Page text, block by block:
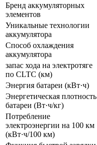
Бренд аккумуляторных
элементов
Уникальные технологии
аккумулятора
Способ охлаждения
аккумулятора
запас хода на электротяге
по CLTC (км)
Энергия батареи (кВт·ч)
Энергетическая плотность
батареи (Вт·ч/кг)
Потребление
электроэнергии на 100 км
(кВт·ч/100 км)